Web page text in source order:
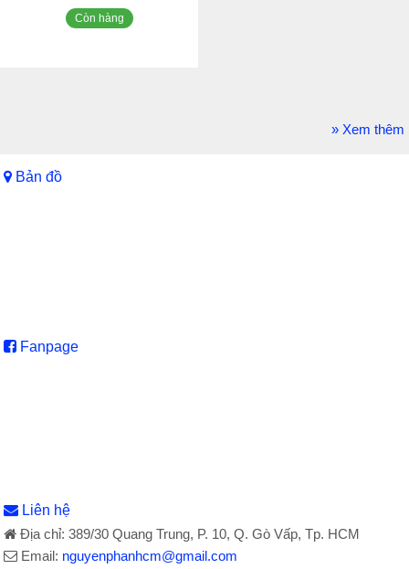
Còn hàng
» Xem thêm
Bản đồ
Fanpage
Liên hệ
Địa chỉ: 389/30 Quang Trung, P. 10, Q. Gò Vấp, Tp. HCM
Email: nguyenphanhcm@gmail.com